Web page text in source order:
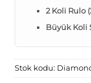
2 Koli Rulo
Büyük Koli
Stok kodu: